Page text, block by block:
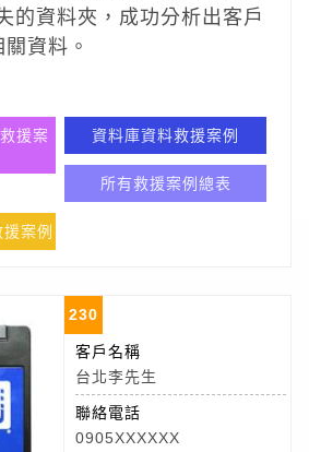
的資料夾，成功分析出客戶
資料。
援案
資料庫資料救援案例
所有救援案例總表
案例
230
客戶名稱
台北李先生
聯絡電話
0905XXXXXX